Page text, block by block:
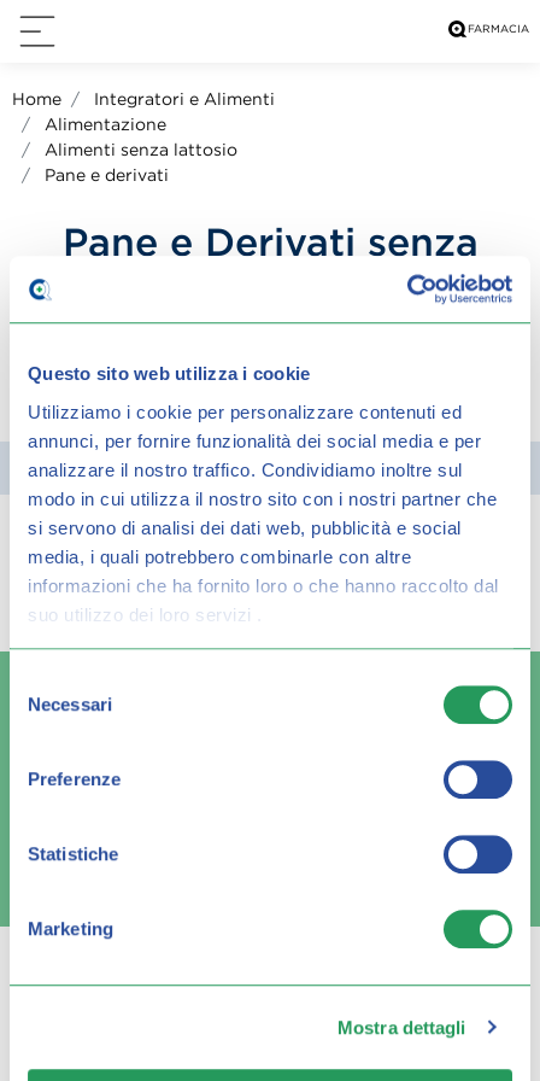
Questo sito web utilizza i cookie
Utilizziamo i cookie per personalizzare contenuti ed
annunci, per fornire funzionalità dei social media e per
analizzare il nostro traffico. Condividiamo inoltre sul
modo in cui utilizza il nostro sito con i nostri partner che
si servono di analisi dei dati web, pubblicità e social
media, i quali potrebbero combinarle con altre
informazioni che ha fornito loro o che hanno raccolto dal
suo utilizzo dei loro servizi .
delNecessari
Preferenze
Statistiche
Marketing
Mostra dettagli
Home
Integratori e Alimenti
Alimentazione
Alimenti senza lattosio
Pane e derivati
Pane e Derivati senza
Lattosio per Intolleranti
Filtra
Spiacenti, ma non è stato trovato alcun
risultato per:
Spedizione veloce Pagamenti sicuri
Q FARMA